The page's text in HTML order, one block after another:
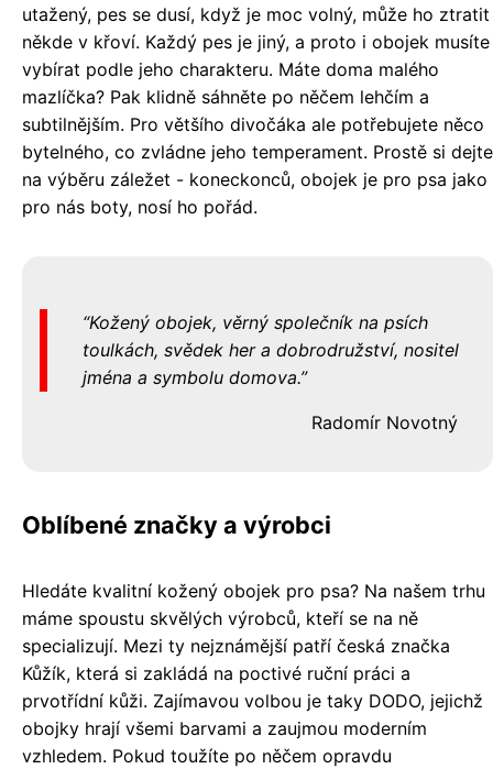
utažený, pes se dusí, když je moc volný, může ho ztratit
někde v křoví. Každý pes je jiný, a proto i obojek musíte
vybírat podle jeho charakteru. Máte doma malého
mazlíčka? Pak klidně sáhněte po něčem lehčím a
subtilnějším. Pro většího divočáka ale potřebujete něco
bytelného, co zvládne jeho temperament. Prostě si dejte
na výběru záležet - koneckonců, obojek je pro psa jako
pro nás boty, nosí ho pořád.
Kožený obojek, věrný společník na psích
toulkách, svědek her a dobrodružství, nositel
jména a symbolu domova.
Radomír Novotný
Oblíbené značky a výrobci
Hledáte kvalitní kožený obojek pro psa? Na našem trhu
máme spoustu skvělých výrobců, kteří se na ně
specializují. Mezi ty nejznámější patří česká značka
Kůžík, která si zakládá na poctivé ruční práci a
prvotřídní kůži. Zajímavou volbou je taky DODO, jejichž
obojky hrají všemi barvami a zaujmou moderním
vzhledem. Pokud toužíte po něčem opravdu